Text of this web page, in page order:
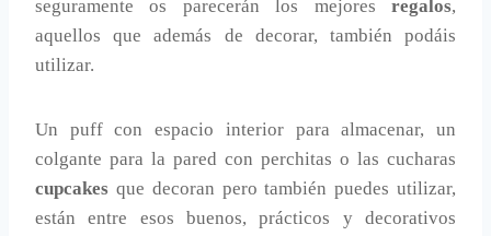
seguramente os parecerán los mejores regalos,
aquellos que además de decorar, también podáis
utilizar.
Un puff con espacio interior para almacenar, un
colgante para la pared con perchitas o las cucharas
cupcakes que decoran pero también puedes utilizar,
están entre esos buenos, prácticos y decorativos